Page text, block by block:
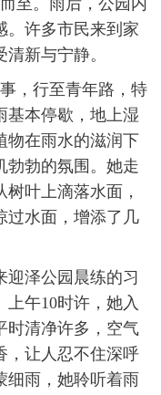
至。雨后，公园内
。许多市民来到家
新与宁静。
，行至青年路，特
基本停歇，地上湿
物在雨水的滋润下
勃勃的氛围。她走
叶上滴落水面，
过水面，增添了几
泽公园晨练的习
午10时许，她入
时清净许多，空气
，让人忍不住深呼
细雨，她聆听着雨